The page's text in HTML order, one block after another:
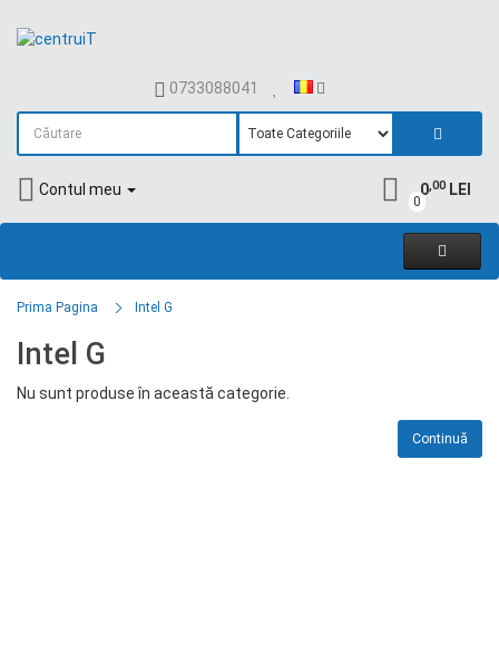
0733088041
Contul meu
0
0,00LEI
Prima Pagina Intel G
Intel G
Nu sunt produse în această categorie.
Continuă